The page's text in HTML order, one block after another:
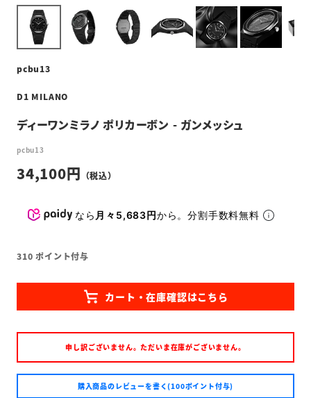
pcbu13
D1 MILANO
ディーワンミラノ ポリカーボン - ガンメッシュ
pcbu13
34,100
なら 月々5,683円から。分割手数料無料
310 ポイント付与
申し訳ございません。ただいま在庫がございません。
購入商品のレビューを書く(100ポイント付与)